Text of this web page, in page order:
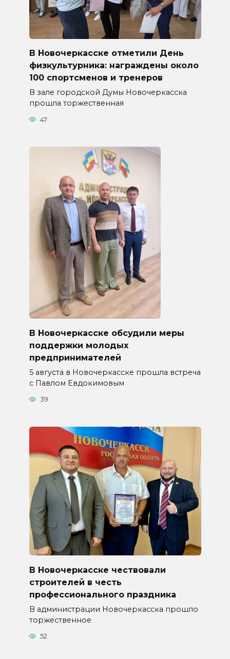
В Новочеркасске отметили День
физкультурника: награждены около
100 спортсменов и тренеров
В зале городской Думы Новочеркасска
прошла торжественная
47
В Новочеркасске обсудили меры
поддержки молодых
предпринимателей
5 августа в Новочеркасске прошла встреча
с Павлом Евдокимовым
39
В Новочеркасске чествовали
строителей в честь
профессионального праздника
В администрации Новочеркасска прошло
торжественное
52